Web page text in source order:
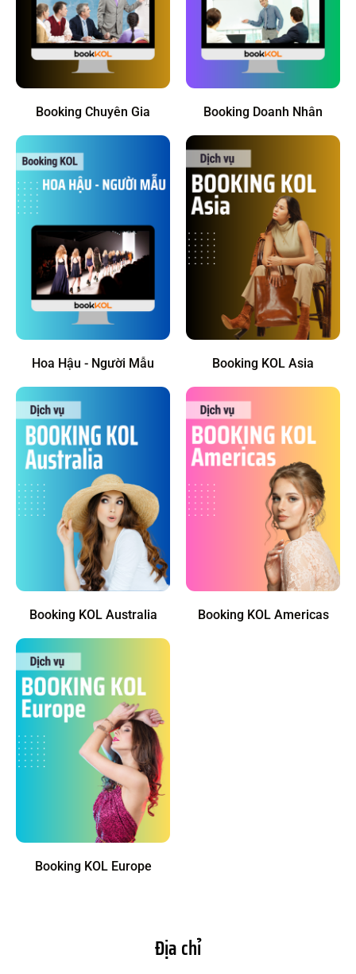
Booking Chuyên Gia Booking Doanh Nhân
Hoa Hậu - Người Mẫu Booking KOL Asia
Booking KOL Australia Booking KOL Americas
Booking KOL Europe
Địa chỉ